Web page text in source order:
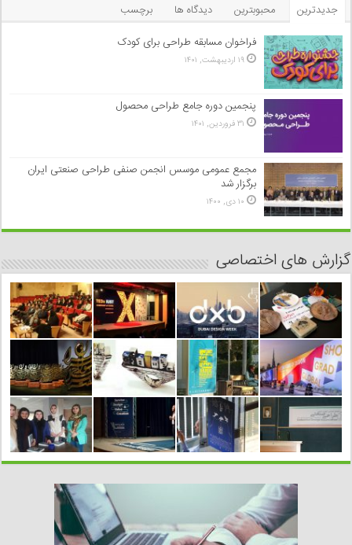
جدیدترین محبوبترین دیدگاه ها
برچسب
فراخوان مسابقه طراحی برای کودک
۱۹ اردیبهشت, ۱۴۰۱
پنجمین دوره جامع طراحی محصول
۳۱ فروردین, ۱۴۰۱
مجمع عمومی موسس انجمن صنفی طراحی صنعتی ایران
برگزار شد
۱۰ دی, ۱۴۰۰
گزارش های اختصاصی